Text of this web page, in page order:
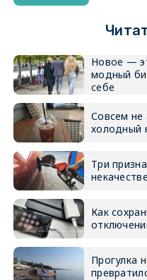
Новое —
модный
себе
Совсем не
холодный
Три
Как
Прогулка